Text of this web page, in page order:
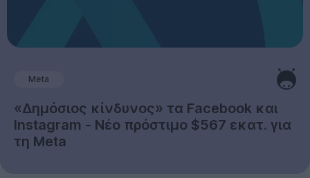
Meta
«Δημόσιος κίνδυνος» τα Facebook και
Instagram - Νέο πρόστιμο $567 εκατ. για
τη Meta